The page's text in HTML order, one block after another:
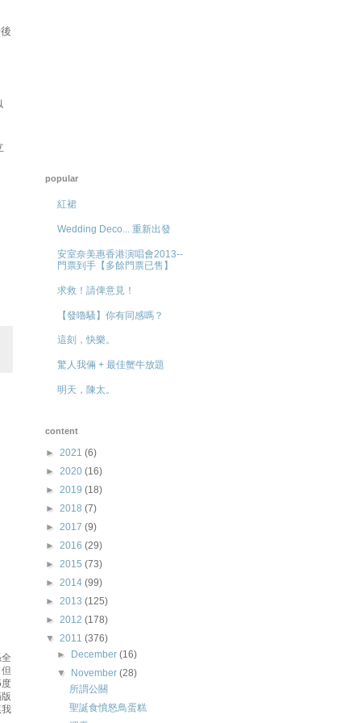
popular
紅裙
Wedding Deco... 重新出發
安室奈美惠香港演唱會2013--
門票到手【多餘門票已售】
求救！請俾意見！
【發嚕騷】你有同感嗎？
這刻，快樂。
驚人我倆 + 最佳蟹牛放題
明天，陳太。
content
► 2021 (6)
► 2020 (16)
► 2019 (18)
► 2018 (7)
► 2017 (9)
► 2016 (29)
► 2015 (73)
► 2014 (99)
► 2013 (125)
► 2012 (178)
▼ 2011 (376)
►
December(16)
▼
November(28)
所謂公關
聖誕食憤怒鳥蛋糕